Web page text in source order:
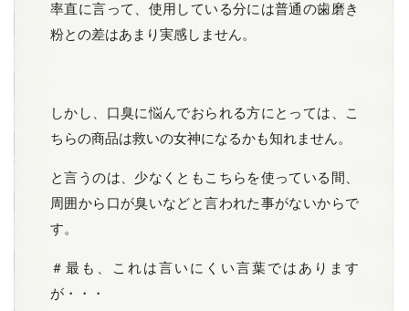
率直に言って、使用している分には普通の歯磨き
粉との差はあまり実感しません。
しかし、口臭に悩んでおられる方にとっては、こ
ちらの商品は救いの女神になるかも知れません。
と言うのは、少なくともこちらを使っている間、
周囲から口が臭いなどと言われた事がないからで
す。
＃最も、これは言いにくい言葉ではあります
が・・・